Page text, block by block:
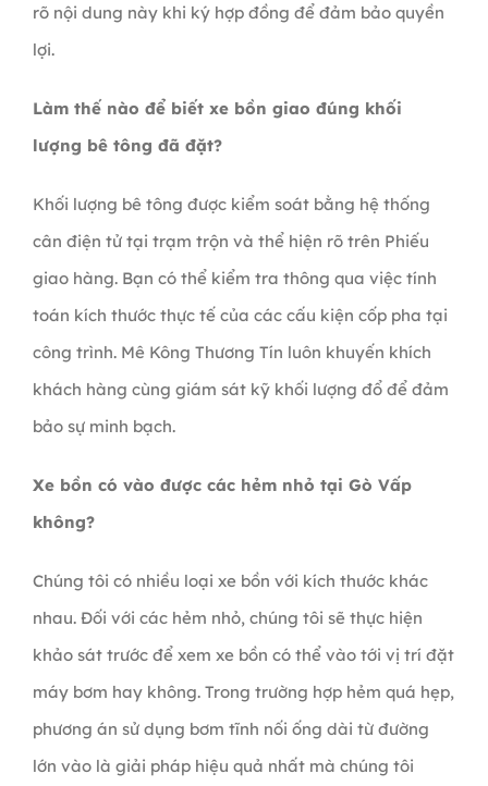
rõ nội dung này khi ký hợp đồng để đảm bảo quyền
lợi.
Làm thế nào để biết xe bồn giao đúng khối
lượng bê tông đã đặt?
Khối lượng bê tông được kiểm soát bằng hệ thống
cân điện tử tại trạm trộn và thể hiện rõ trên Phiếu
giao hàng. Bạn có thể kiểm tra thông qua việc tính
toán kích thước thực tế của các cấu kiện cốp pha tại
công trình. Mê Kông Thương Tín luôn khuyến khích
khách hàng cùng giám sát kỹ khối lượng đổ để đảm
bảo sự minh bạch.
Xe bồn có vào được các hẻm nhỏ tại Gò Vấp
không?
Chúng tôi có nhiều loại xe bồn với kích thước khác
nhau. Đối với các hẻm nhỏ, chúng tôi sẽ thực hiện
khảo sát trước để xem xe bồn có thể vào tới vị trí đặt
máy bơm hay không. Trong trường hợp hẻm quá hẹp,
phương án sử dụng bơm tĩnh nối ống dài từ đường
lớn vào là giải pháp hiệu quả nhất mà chúng tôi